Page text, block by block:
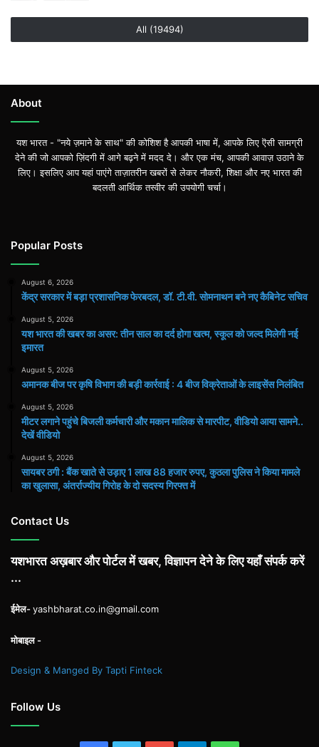
All (19494)
About
यश भारत - "नये ज़माने के साथ" की कोशिश है आपकी भाषा में, आपके लिए ऎसी सामग्री
देने की जो आपको ज़िंदगी में आगे बढ़ने में मदद दे। और एक मंच, आपकी आवाज़ उठाने के
लिए। इसलिए आप यहां पाएंगे ताज़ातरीन खबरों से लेकर नौकरी, शिक्षा और नए भारत की
बदलती आर्थिक तस्वीर की उपयोगी चर्चा।
Popular Posts
August 6, 2026
केंद्र सरकार में बड़ा प्रशासनिक फेरबदल, डॉ. टी.वी. सोमनाथन बने नए कैबिनेट सचिव
August 5, 2026
यश भारत की खबर का असर: तीन साल का दर्द होगा खत्म, स्कूल को जल्द मिलेगी नई
इमारत
August 5, 2026
अमानक बीज पर कृषि विभाग की बड़ी कार्रवाई : 4 बीज विक्रेताओं के लाइसेंस निलंबित
August 5, 2026
मीटर लगाने पहुंचे बिजली कर्मचारी और मकान मालिक से मारपीट, वीडियो आया सामने..
देखें वीडियो
August 5, 2026
सायबर ठगी : बैंक खाते से उड़ाए 1 लाख 88 हजार रुपए, कुठला पुलिस ने किया मामले
का खुलासा, अंतर्राज्यीय गिरोह के दो सदस्य गिरफ्त में
Contact Us
यशभारत अख़बार और पोर्टल में खबर, विज्ञापन देने के लिए यहाँ संपर्क करें
...
ईमेल-yashbharat.co.in@gmail.com
मोबाइल -
Design & Manged By Tapti Finteck
Follow Us